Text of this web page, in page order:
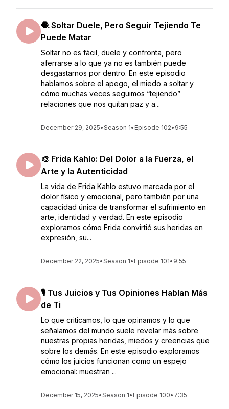
🧶 Soltar Duele, Pero Seguir Tejiendo Te
Puede Matar
Soltar no es fácil, duele y confronta, pero
aferrarse a lo que ya no es también puede
desgastarnos por dentro. En este episodio
hablamos sobre el apego, el miedo a soltar y
cómo muchas veces seguimos “tejiendo”
relaciones que nos quitan paz y a...
December 29, 2025•Season 1• Episode 102• 9:55
🎨 Frida Kahlo: Del Dolor a la Fuerza, el
Arte y la Autenticidad
La vida de Frida Kahlo estuvo marcada por el
dolor físico y emocional, pero también por una
capacidad única de transformar el sufrimiento en
arte, identidad y verdad. En este episodio
exploramos cómo Frida convirtió sus heridas en
expresión, su...
December 22, 2025•Season 1• Episode 101• 9:55
🎙️ Tus Juicios y Tus Opiniones Hablan Más
de Ti
Lo que criticamos, lo que opinamos y lo que
señalamos del mundo suele revelar más sobre
nuestras propias heridas, miedos y creencias que
sobre los demás. En este episodio exploramos
cómo los juicios funcionan como un espejo
emocional: muestran ...
December 15, 2025•Season 1• Episode 100• 7:35